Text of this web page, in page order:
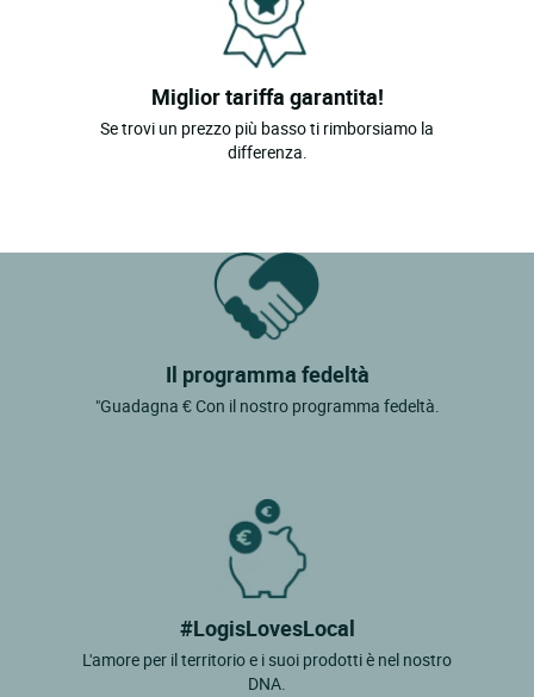
Miglior tariffa garantita!
Se trovi un prezzo più basso ti rimborsiamo la
differenza.
Il programma fedeltà
"Guadagna € Con il nostro programma fedeltà.
#LogisLovesLocal
L'amore per il territorio e i suoi prodotti è nel nostro
DNA.